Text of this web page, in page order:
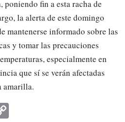
poniendo fin a esta racha de
la alerta de este domingo
mantenerse informado sobre las
y tomar las precauciones
especialmente en
que sí se verán afectadas
amarilla.